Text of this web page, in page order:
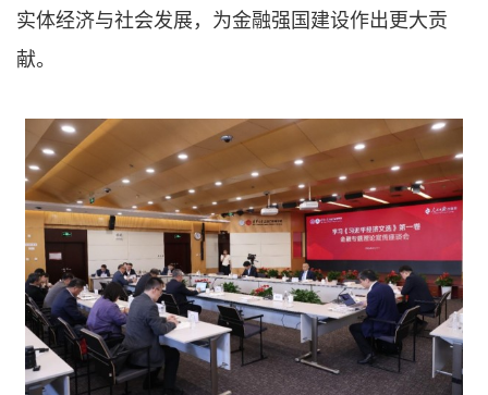
实体经济与社会发展，为金融强国建设作出更大贡
献。